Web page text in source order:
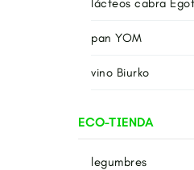
lácteos cabra
pan YOM
vino Biurko
ECO-TIENDA
legumbres